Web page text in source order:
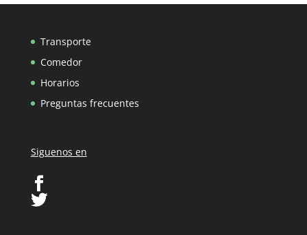
Transporte
Comedor
Horarios
Preguntas frecuentes
Siguenos en